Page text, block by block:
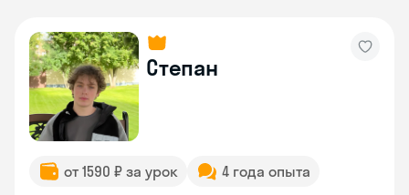
Степан
от 1590 ₽ за урок 4 года опыта